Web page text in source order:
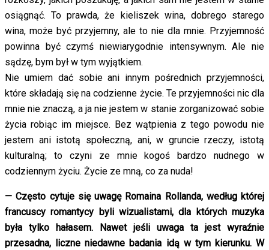
osiągnąć. To prawda, że kieliszek wina, dobrego starego
wina, może być przyjemny, ale to nie dla mnie. Przyjemność
powinna być czymś niewiarygodnie intensywnym. Ale nie
sądzę, bym był w tym wyjątkiem.
Nie umiem dać sobie ani innym pośrednich przyjemności,
które składają się na codzienne życie. Te przyjemności nic dla
mnie nie znaczą, a ja nie jestem w stanie zorganizować sobie
życia robiąc im miejsce. Bez wątpienia z tego powodu nie
jestem ani istotą społeczną, ani, w gruncie rzeczy, istotą
kulturalną; to czyni ze mnie kogoś bardzo nudnego w
codziennym życiu. Życie ze mną, co za nuda!
— Często cytuje się uwagę Romaina Rollanda, według której
francuscy romantycy byli wizualistami, dla których muzyka
była tylko hałasem. Nawet jeśli uwaga ta jest wyraźnie
przesadna, liczne niedawne badania idą w tym kierunku. W